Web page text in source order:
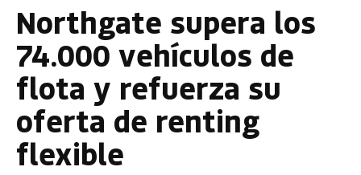
Northgate supera los
74.000 vehículos de
flota y refuerza su
oferta de renting
flexible